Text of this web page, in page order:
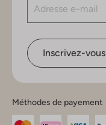
Inscrivez-vous
Méthodes de payement